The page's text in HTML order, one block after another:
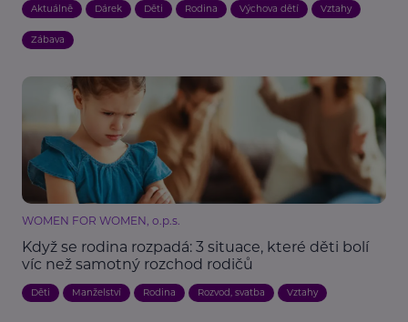
Aktuálně Dárek Děti Rodina Výchova dětí Vztahy
Zábava
WOMEN FOR WOMEN, o.p.s.
Když se rodina rozpadá: 3 situace, které děti bolí
víc než samotný rozchod rodičů
Děti Manželství Rodina Rozvod, svatba Vztahy